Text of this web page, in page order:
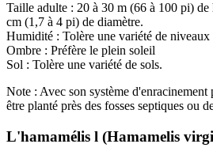
Taille adulte : 20 à 30 m (66 à 100 pi) de
cm (1,7 à 4 pi) de diamètre.
Humidité : Tolère une variété de
Ombre : Préfère le plein soleil
Sol : Tolère une variété de sols.
Note : Avec son système
être planté près des fosses septiques ou
L'hamamélis l (Hamamelis